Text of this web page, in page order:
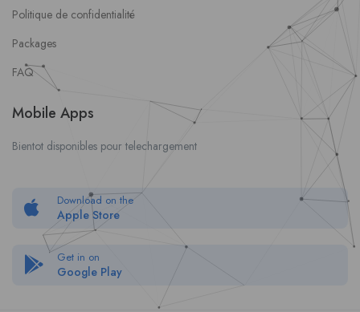
Politique de confidentialité
Packages
FAQ
Mobile Apps
Bientot disponibles pour telechargement
Download on the
Apple Store
Get in on
Google Play